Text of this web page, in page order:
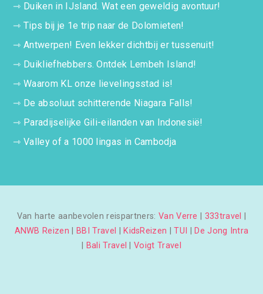
⇾ Duiken in IJsland. Wat een geweldig avontuur!
⇾Tips bij je 1e trip naar de Dolomieten!
⇾Antwerpen! Even lekker dichtbij er tussenuit!
⇾ Duikliefhebbers. Ontdek Lembeh Island!
⇾Waarom KL onze lievelingsstad is!
⇾ De absoluut schitterende Niagara Falls!
⇾ Paradijselijke Gili-eilanden van Indonesië!
⇾Valley of a 1000 lingas in Cambodja
Van harte aanbevolen reispartners: Van Verre 333travel
ANWB Reizen
BBI Travel KidsReizen |TUI
De Jong Intra
Bali Travel |Voigt Travel